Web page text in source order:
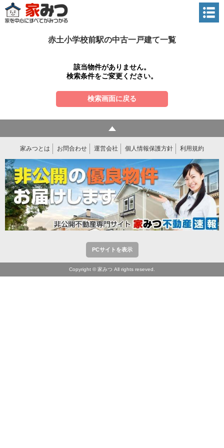
赤土小学校前駅の中古一戸建て一覧
該当物件がありません。
検索条件をご変更ください。
検索画面に戻る
家みつとは お問合わせ 運営会社 個人情報保護方針 利用規約
PCサイトを表示
Copyright © 家みつ All rights reseved.